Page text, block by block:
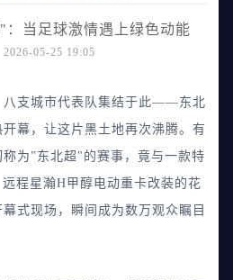
当足球激情遇上绿色动能
05-25 19:05
支城市代表队集结于此——东北
幕，让这片黑土地再次沸腾。有
为"东北超"的赛事，竟与一款特
程星瀚H甲醇电动重卡改装的花
式现场，瞬间成为数万观众瞩目